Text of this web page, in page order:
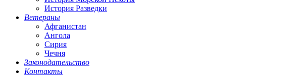
История Разведки
Ветераны
Афганистан
Ангола
Сирия
Чечня
Законодательство
Контакты